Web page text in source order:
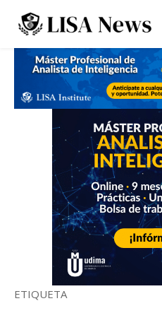
ETIQUETA